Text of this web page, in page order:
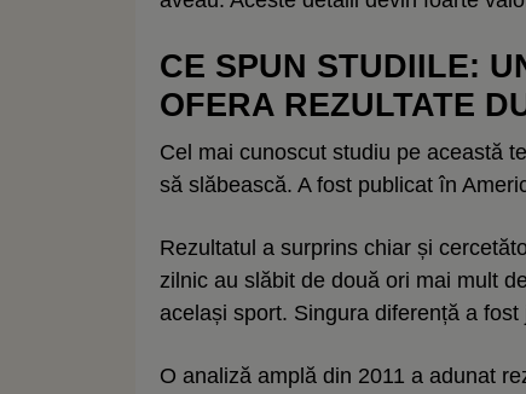
CE SPUN STUDIILE:
OFERA REZULTATE
Cel mai cunoscut studiu pe această
să slăbească. A fost publicat în
Rezultatul a surprins chiar și
zilnic au slăbit de două ori mai mult
același sport. Singura diferență a fost
O analiză amplă din 2011 a adunat